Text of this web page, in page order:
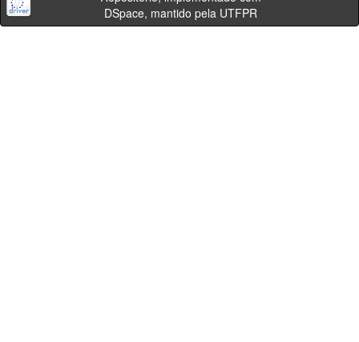
DSpace, mantido pela UTFPR